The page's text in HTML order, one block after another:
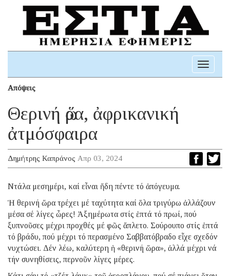
Toggle
Απόψεις
Θερινή ὥρα, ἀφρικανική
ἀτμόσφαιρα
Δημήτρης Καπράνος Απρ 03, 2024
Ντάλα μεσημέρι, καί εἶναι ἤδη πέντε τό ἀπόγευμα.
Ἡ θερινή ὥρα τρέχει μέ ταχύτητα καί ὅλα τριγύρω ἀλλάζουν
μέσα σέ λίγες ὧρες! Ἀξημέρωτα στίς ἑπτά τό πρωί, πού
ξυπνοῦσες μέχρι προχθές μέ φῶς ἄπλετο. Σούρουπο στίς ἑπτά
τό βράδυ, πού μέχρι τό περασμένο Σαββατόβραδο εἶχε σχεδόν
νυχτώσει. Δέν λέω, καλύτερη ἡ «θερινή ὥρα», ἀλλά μέχρι νά
τήν συνηθίσεις, περνοῦν λίγες μέρες.